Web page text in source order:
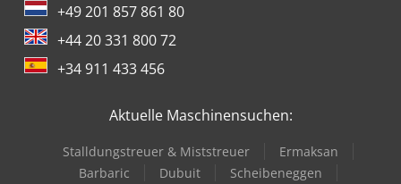
+49 201 857 861 80
+44 20 331 800 72
+34 911 433 456
Aktuelle Maschinensuchen:
Stalldungstreuer & Miststreuer
Ermaksan
Barbaric
Dubuit
Scheibeneggen